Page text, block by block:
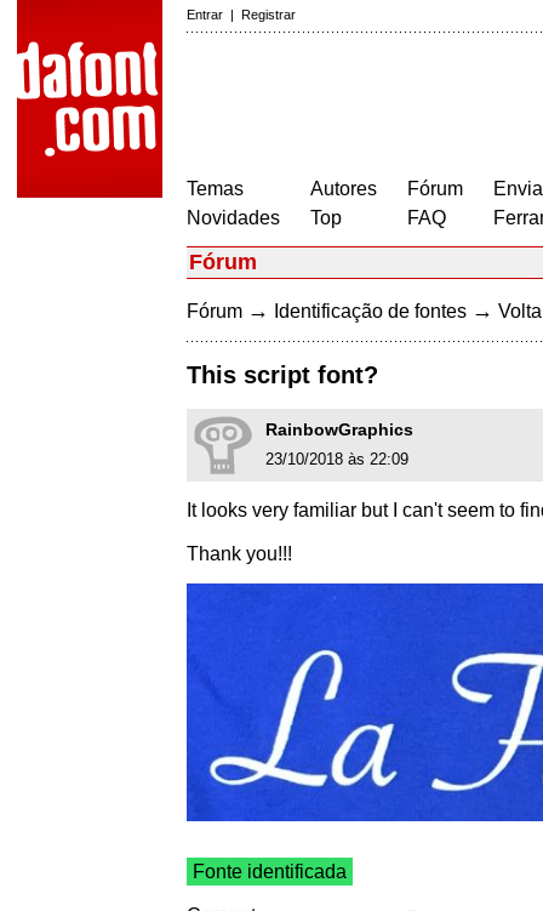
Entrar | Registrar
Temas
Novidades
Autores
Top
Fórum
FAQ
Fórum
Fórum → Identificação de fontes →
This script font?
RainbowGraphics
23/10/2018 às 22:09
It looks very familiar but I can't seem to
Thank you!!!
Fonte identificada